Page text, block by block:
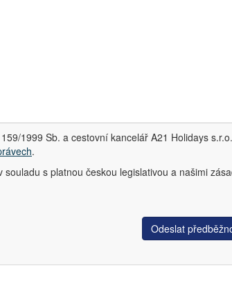
1999 Sb. a cestovní kancelář A21 Holidays
.
s platnou českou legislativou a našimi
Odeslat